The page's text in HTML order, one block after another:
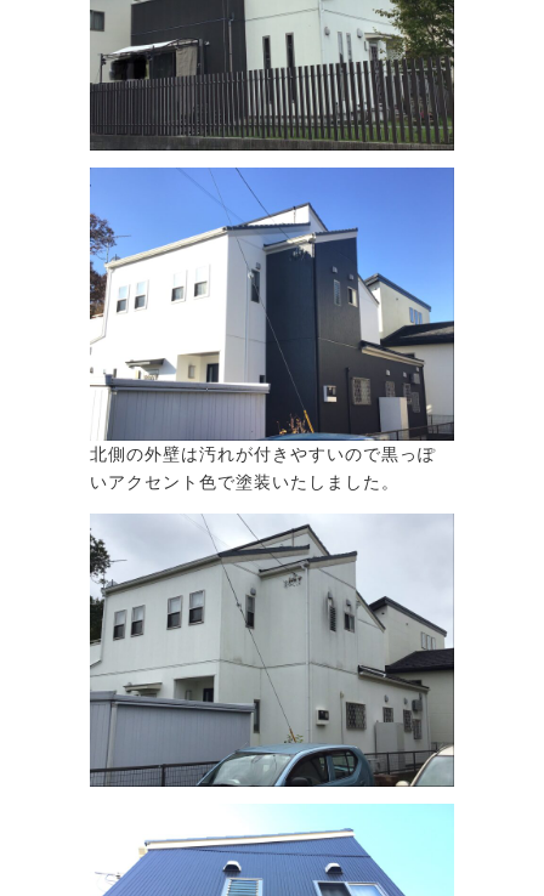
北側の外壁は汚れが付きやすいので黒っぽ
いアクセント色で塗装いたしました。